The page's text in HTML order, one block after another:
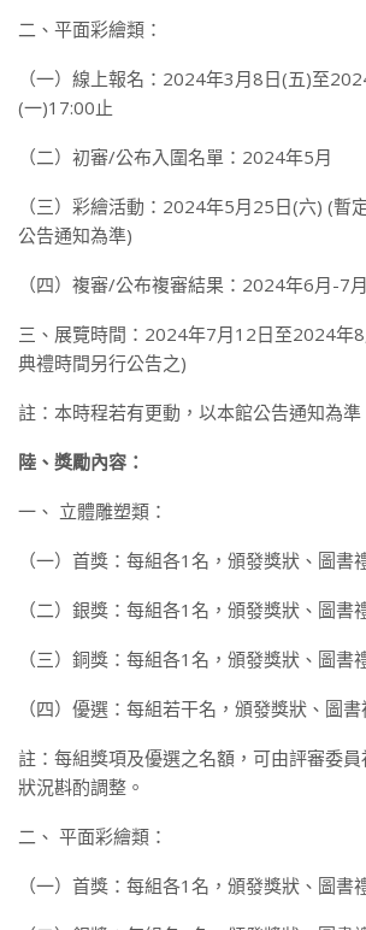
二、平面彩繪類：
（一）線上報名：2024年3月8日(五)至
(一)17:00止
（二）初審/公布入圍名單：2024年5月
（三）彩繪活動：2024年5月25日(六) (暫
公告通知為準)
（四）複審/公布複審結果：2024年6月-7月
三、展覽時間：2024年7月12日至2024年
典禮時間另行公告之)
註：本時程若有更動，以本館公告通知為準
陸、獎勵內容：
一、 立體雕塑類：
（一）首獎：每組各1名，頒發獎狀、圖書
（二）銀獎：每組各1名，頒發獎狀、圖書
（三）銅獎：每組各1名，頒發獎狀、圖書
（四）優選：每組若干名，頒發獎狀、圖
註：每組獎項及優選之名額，可由評審委
狀況斟酌調整。
二、 平面彩繪類：
（一）首獎：每組各1名，頒發獎狀、圖書